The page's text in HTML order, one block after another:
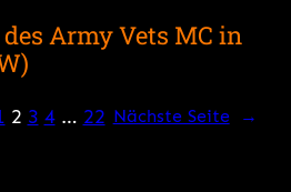
Army Vets MC in
2 3 4 … 22 Nächste Seite →